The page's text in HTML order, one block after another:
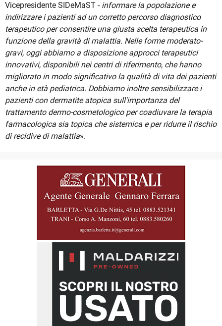
Vicepresidente SIDeMaST -informare la popolazione e
indirizzare i pazienti ad un corretto percorso diagnostico
terapeutico per consentire una giusta scelta terapeutica in
funzione della gravità di malattia. Nelle forme moderato-
gravi, oggi abbiamo a disposizione approcci terapeutici
innovativi, disponibili nei centri di riferimento, che hanno
migliorato in modo significativo la qualità di vita dei pazienti
anche in età pediatrica. Dobbiamo inoltre sensibilizzare i
pazienti con dermatite atopica sull'importanza del
trattamento dermo-cosmetologico per coadiuvare la terapia
farmacologica sia topica che sistemica e per ridurre il rischio
di recidive di malattia».